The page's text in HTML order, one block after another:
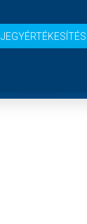
JEGYÉRTÉKESÍTÉS